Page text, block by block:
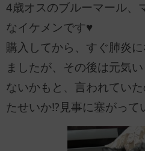
4歳オスのブルーマール、
なイケメンです♥️
購入してから、すぐ肺炎
ましたが、その後は元気
ないかもと、言われてい
たせいか⁉︎見事に塞がって